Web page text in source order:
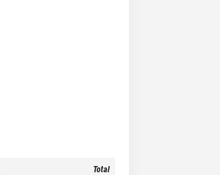
Total